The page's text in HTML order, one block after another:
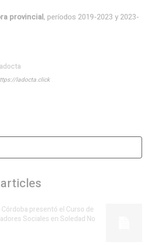
provincial, períodos 2019-2023 y 2023-
ladocta.click
presentó el Curso de
Sociales en Soledad No